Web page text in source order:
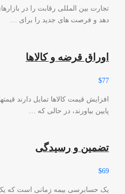
تجارت بین المللی رقابت را در
دهد و فرصت های جدید را برای …
اوراق قرضه و کالاها
$77
افزایش قیمت کالاها تمایل دارند
پایین بیاورند، در حالی که …
تضمین و رسیدگی
$69
یک حسابرسی بیمه زمانی است که یک